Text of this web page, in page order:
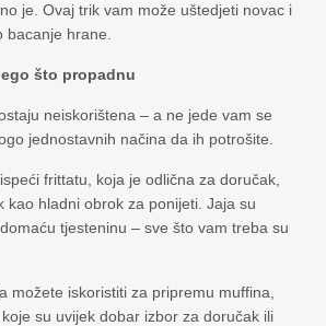
je. Ovaj trik vam može uštedjeti novac i
hrane.
što propadnu
neiskorištena – a ne jede vam se
jednostavnih načina da ih potrošite.
frittatu, koja je odlična za doručak,
kao hladni obrok za ponijeti. Jaja su
tjesteninu – sve što vam treba su
možete iskoristiti za pripremu muffina,
su uvijek dobar izbor za doručak ili